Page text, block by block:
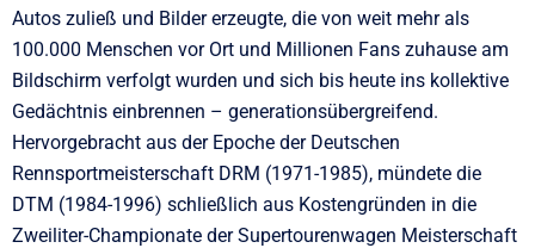
Autos zuließ und Bilder erzeugte, die von weit mehr als
100.000 Menschen vor Ort und Millionen Fans zuhause am
Bildschirm verfolgt wurden und sich bis heute ins kollektive
Gedächtnis einbrennen – generationsübergreifend.
Hervorgebracht aus der Epoche der Deutschen
Rennsportmeisterschaft DRM (1971-1985), mündete die
DTM (1984-1996) schließlich aus Kostengründen in die
Zweiliter-Championate der Supertourenwagen Meisterschaft